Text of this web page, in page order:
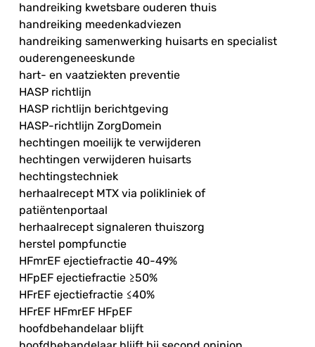
handreiking kwetsbare ouderen thuis
handreiking meedenkadviezen
handreiking samenwerking huisarts en specialist
ouderengeneeskunde
hart- en vaatziekten preventie
HASP richtlijn
HASP richtlijn berichtgeving
HASP-richtlijn ZorgDomein
hechtingen moeilijk te verwijderen
hechtingen verwijderen huisarts
hechtingstechniek
herhaalrecept MTX via polikliniek of
patiëntenportaal
herhaalrecept signaleren thuiszorg
herstel pompfunctie
HFmrEF ejectiefractie 40-49%
HFpEF ejectiefractie ≥50%
HFrEF ejectiefractie ≤40%
HFrEF HFmrEF HFpEF
hoofdbehandelaar blijft